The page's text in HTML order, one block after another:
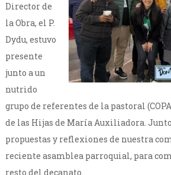
Director de
la Obra, el P.
Dydu, estuvo
presente
junto a un
nutrido
grupo de referentes de la pastoral
de las Hijas de María Auxiliadora.
propuestas y reflexiones de nuestra
reciente asamblea parroquial, para
resto del decanato.